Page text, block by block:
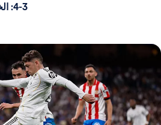
4-3: الخروج من دوري أبطال أوروبا